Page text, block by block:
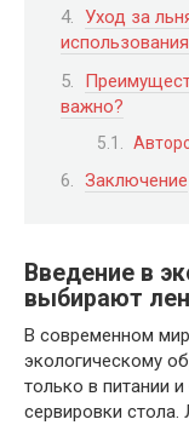
Уход за
использования
важно?
Заключение
Введение в
выбирают лен
В современном
экологическому
только в питании
сервировки